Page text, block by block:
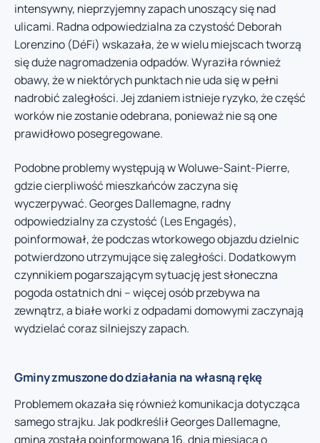
intensywny, nieprzyjemny zapach unoszący się nad
ulicami. Radna odpowiedzialna za czystość Deborah
Lorenzino (DéFi) wskazała, że w wielu miejscach tworzą
się duże nagromadzenia odpadów. Wyraziła również
obawy, że w niektórych punktach nie uda się w pełni
nadrobić zaległości. Jej zdaniem istnieje ryzyko, że część
worków nie zostanie odebrana, ponieważ nie są one
prawidłowo posegregowane.
Podobne problemy występują w Woluwe-Saint-Pierre,
gdzie cierpliwość mieszkańców zaczyna się
wyczerpywać. Georges Dallemagne, radny
odpowiedzialny za czystość (Les Engagés),
poinformował, że podczas wtorkowego objazdu dzielnic
potwierdzono utrzymujące się zaległości. Dodatkowym
czynnikiem pogarszającym sytuację jest słoneczna
pogoda ostatnich dni – więcej osób przebywa na
zewnątrz, a białe worki z odpadami domowymi zaczynają
wydzielać coraz silniejszy zapach.
Gminy zmuszone do działania na własną rękę
Problemem okazała się również komunikacja dotycząca
samego strajku. Jak podkreślił Georges Dallemagne,
gmina została poinformowana 16. dnia miesiąca o